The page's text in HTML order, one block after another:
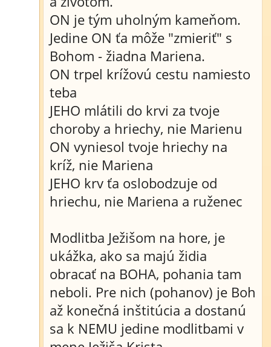
ON je tým uholným kameňom.
Jedine ON ťa môže "zmieriť" s
Bohom - žiadna Mariena.
ON trpel krížovú cestu namiesto
teba
JEHO mlátili do krvi za tvoje
choroby a hriechy, nie Marienu
ON vyniesol tvoje hriechy na
kríž, nie Mariena
JEHO krv ťa oslobodzuje od
hriechu, nie Mariena a ruženec
Modlitba Ježišom na hore, je
ukážka, ako sa majú židia
obracať na BOHA, pohania tam
neboli. Pre nich (pohanov) je Boh
až konečná inštitúcia a dostanú
sa k NEMU jedine modlitbami v